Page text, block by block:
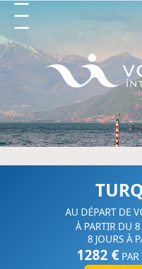
Circuits et
AU DÉPART DE
À PARTIR DU
8 JOURS À
1282 €